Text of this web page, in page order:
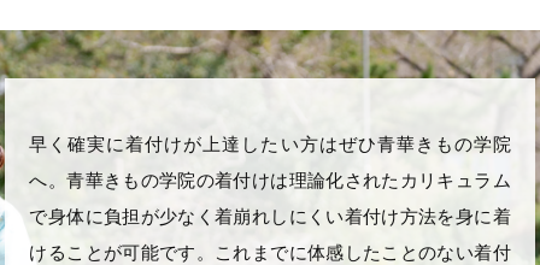
早く確実に着付けが上達したい方はぜひ青華きもの学院
へ。青華きもの学院の着付けは理論化されたカリキュラム
で身体に負担が少なく着崩れしにくい着付け方法を身に着
けることが可能です。これまでに体感したことのない着付